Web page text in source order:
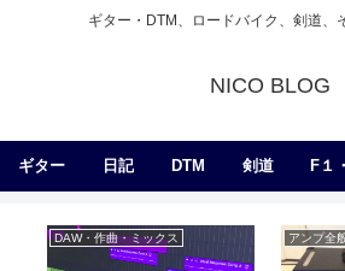
ギター・DTM、ロードバイク、剣道、
NICO BLOG
ギター 日記 DTM 剣道 F１
曲・ミックス